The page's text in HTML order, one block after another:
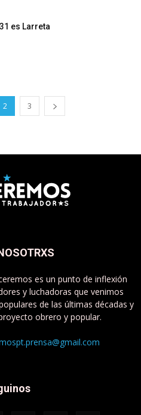
es Larreta
2 3
es un punto de inflexión
y luchadoras que venimos
de las últimas décadas y
obrero y popular.